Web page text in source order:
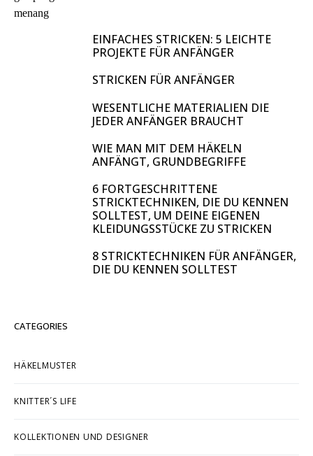
EINFACHES STRICKEN: 5 LEICHTE
PROJEKTE FÜR ANFÄNGER
STRICKEN FÜR ANFÄNGER
WESENTLICHE MATERIALIEN DIE
JEDER ANFÄNGER BRAUCHT
WIE MAN MIT DEM HÄKELN
ANFÄNGT, GRUNDBEGRIFFE
6 FORTGESCHRITTENE
STRICKTECHNIKEN, DIE DU KENNEN
SOLLTEST, UM DEINE EIGENEN
KLEIDUNGSSTÜCKE ZU STRICKEN
8 STRICKTECHNIKEN FÜR ANFÄNGER,
DIE DU KENNEN SOLLTEST
CATEGORIES
HÄKELMUSTER
KNITTER´S LIFE
KOLLEKTIONEN UND DESIGNER